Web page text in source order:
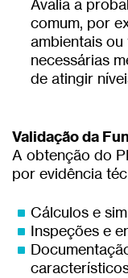
Avalia a
comum, por
ambientais
necessárias
de atingir
Validação da
A obtenção do PL
por evidência
Cálculos e
Inspeções e